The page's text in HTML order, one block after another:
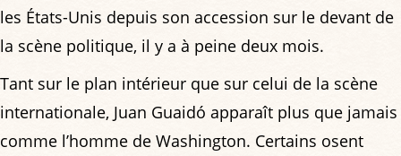
les États-Unis depuis son accession sur le devant de
la scène politique, il y a à peine deux mois.
Tant sur le plan intérieur que sur celui de la scène
internationale, Juan Guaidó apparaît plus que jamais
comme l’homme de Washington. Certains osent